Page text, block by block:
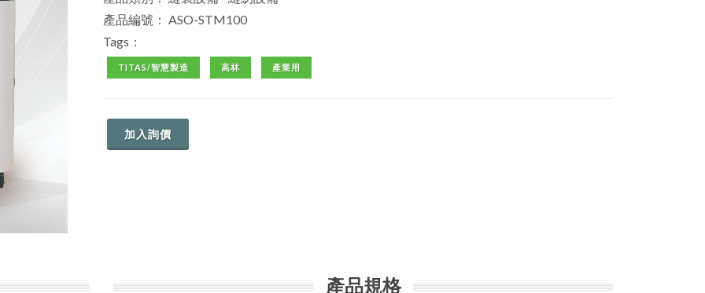
產品編號： ASO-STM100
Tags：
TITAS/智慧製造 高林 產業用
加入詢價
產品規格